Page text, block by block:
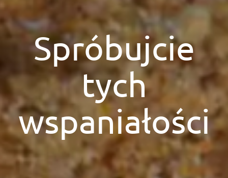
Spróbujcie
tych
wspaniałości